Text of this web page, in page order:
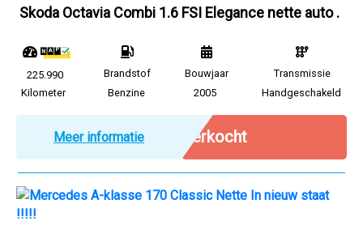
Skoda Octavia Combi 1.6 FSI Elegance nette auto .
225.990
Kilometer
Brandstof
Benzine
Bouwjaar
2005
Transmissie
Handgeschakeld
Meer informatie Verkocht